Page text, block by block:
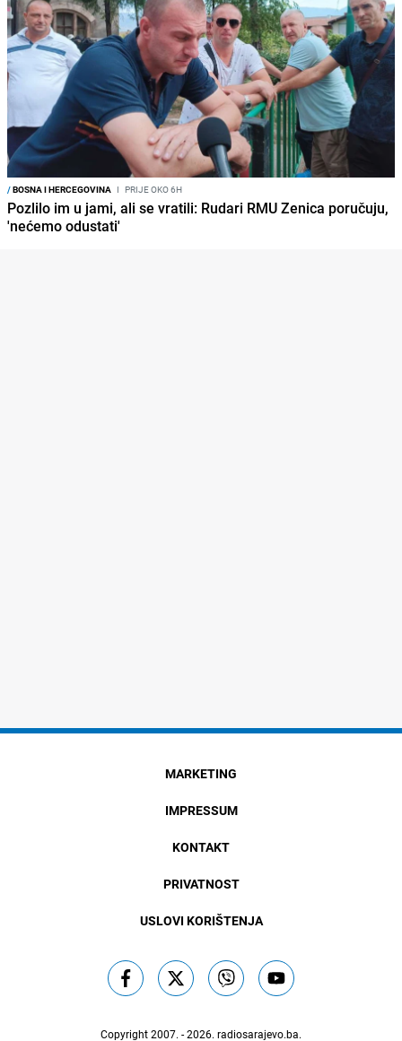
/BOSNA I HERCEGOVINA I PRIJE OKO 6H
Pozlilo im u jami, ali se vratili: Rudari RMU Zenica poručuju,
'nećemo odustati'
MARKETING
IMPRESSUM
KONTAKT
PRIVATNOST
USLOVI KORIŠTENJA
Copyright 2007. - 2026. radiosarajevo.ba.